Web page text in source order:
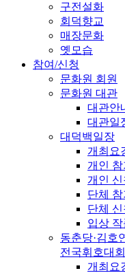
구전설화
회덕향교
매장문화
옛모습
참여/신청
문화원 회원
문화원 대관
대관안
대관일
대덕백일장
개최요
개인 참
개인
단체
단체
입상 작
동춘당·김호
전국휘호대회
개최요